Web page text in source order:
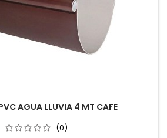
AGUA LLUVIA 4 MT CAFE
(0)